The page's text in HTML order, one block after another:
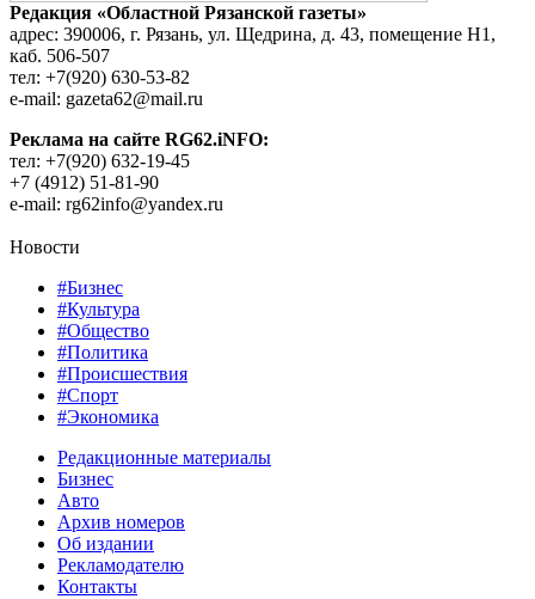
Редакция «Областной Рязанской газеты»
адрес: 390006, г. Рязань, ул. Щедрина, д. 43, помещение Н1,
каб. 506-507
тел: +7(920) 630-53-82
e-mail: gazeta62@mail.ru
Реклама на сайте RG62.iNFO:
тел: +7(920) 632-19-45
+7 (4912) 51-81-90
e-mail: rg62info@yandex.ru
Новости
#Бизнес
#Культура
#Общество
#Политика
#Происшествия
#Спорт
#Экономика
Редакционные материалы
Бизнес
Авто
Архив номеров
Об издании
Рекламодателю
Контакты